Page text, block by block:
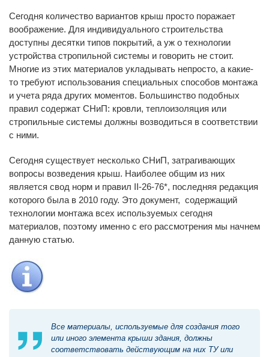
Сегодня количество вариантов крыш просто поражает
воображение. Для индивидуального строительства
доступны десятки типов покрытий, а уж о технологии
устройства стропильной системы и говорить не стоит.
Многие из этих материалов укладывать непросто, а какие-
то требуют использования специальных способов монтажа
и учета ряда других моментов. Большинство подобных
правил содержат СНиП: кровли, теплоизоляция или
стропильные системы должны возводиться в соответствии
с ними.
Сегодня существует несколько СНиП, затрагивающих
вопросы возведения крыш. Наиболее общим из них
является свод норм и правил II-26-76*, последняя редакция
которого была в 2010 году. Это документ, содержащий
технологии монтажа всех используемых сегодня
материалов, поэтому именно с его рассмотрения мы начнем
данную статью.
Все материалы, используемые для создания того
или иного элемента крыши здания, должны
соответствовать действующим на них ТУ или